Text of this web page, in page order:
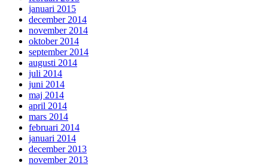
januari 2015
december 2014
november 2014
oktober 2014
september 2014
augusti 2014
juli 2014
juni 2014
maj 2014
april 2014
mars 2014
februari 2014
januari 2014
december 2013
november 2013